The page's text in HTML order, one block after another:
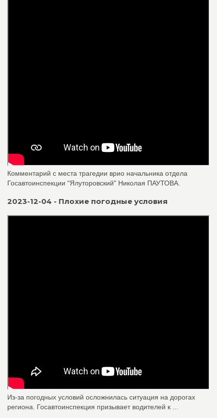
Комментарий с места трагедии врио начальника отдела
Госавтоинспекции "Ялуторовский" Николая ПАУТОВА.
2023-12-04 - Плохие погодные условия
Из-за погодных условий осложнилась ситуация на дорогах
региона. Госавтоинспекция призывает водителей к ...